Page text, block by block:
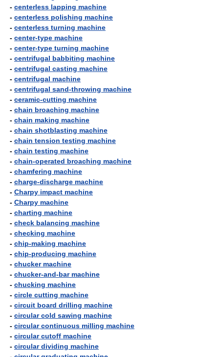
- centerless lapping machine
- centerless polishing machine
- centerless turning machine
- center-type machine
- center-type turning machine
- centrifugal babbiting machine
- centrifugal casting machine
- centrifugal machine
- centrifugal sand-throwing machine
- ceramic-cutting machine
- chain broaching machine
- chain making machine
- chain shotblasting machine
- chain tension testing machine
- chain testing machine
- chain-operated broaching machine
- chamfering machine
- charge-discharge machine
- Charpy impact machine
- Charpy machine
- charting machine
- check balancing machine
- checking machine
- chip-making machine
- chip-producing machine
- chucker machine
- chucker-and-bar machine
- chucking machine
- circle cutting machine
- circuit board drilling machine
- circular cold sawing machine
- circular continuous milling machine
- circular cutoff machine
- circular dividing machine